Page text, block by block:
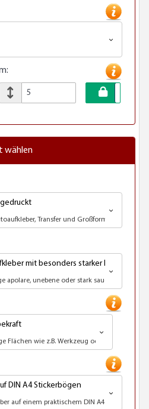
wählen
Transfer und Großformatdruck
mit besonders starker Klebkraft
apolare, unebene oder stark saugende
Flächen wie z.B. Werkzeug oder Kunststoff
DIN A4 Stickerbögen
auf einem praktischem DIN A4 Bogen